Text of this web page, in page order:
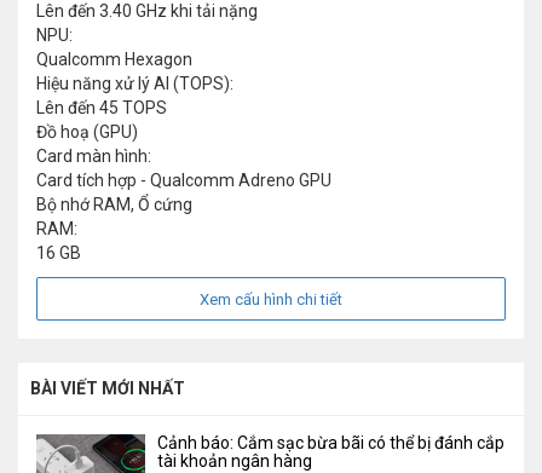
Lên đến 3.40 GHz khi tải nặng
NPU:
Qualcomm Hexagon
Hiệu năng xử lý AI (TOPS):
Lên đến 45 TOPS
Đồ hoạ (GPU)
Card màn hình:
Card tích hợp - Qualcomm Adreno GPU
Bộ nhớ RAM, Ổ cứng
RAM:
16 GB
Xem cấu hình chi tiết
BÀI VIẾT MỚI NHẤT
Cảnh báo: Cắm sạc bừa bãi có thể bị đánh cắp
tài khoản ngân hàng